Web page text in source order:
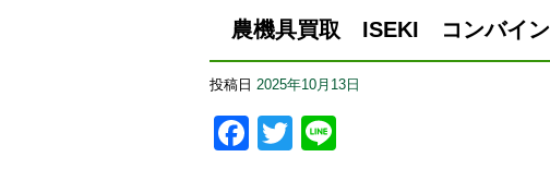
農機具買取 ISEKI コンバイン
投稿日 2025年10月13日
Facebook
Twitter